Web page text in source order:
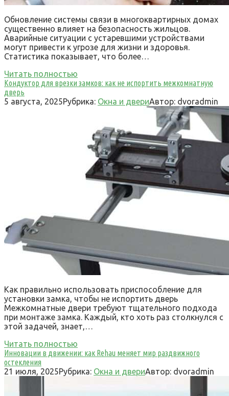
Обновление системы связи в многоквартирных домах
существенно влияет на безопасность жильцов.
Аварийные ситуации с устаревшими устройствами
могут привести к угрозе для жизни и здоровья.
Статистика показывает, что более…
Читать полностью
Кондуктор для врезки замков: как не испортить межкомнатную
дверь
5 августа, 2025Рубрика: Окна и двериАвтор: dvoradmin
Как правильно использовать приспособление для
установки замка, чтобы не испортить дверь
Межкомнатные двери требуют тщательного подхода
при монтаже замка. Каждый, кто хоть раз столкнулся с
этой задачей, знает,…
Читать полностью
Инновации в движении: как Rehau меняет мир раздвижного
остекления
21 июля, 2025Рубрика: Окна и двериАвтор: dvoradmin